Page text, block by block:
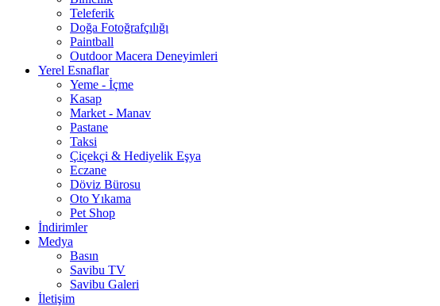
Teleferik
Doğa Fotoğrafçılığı
Paintball
Outdoor Macera Deneyimleri
Yerel Esnaflar
Yeme - İçme
Kasap
Market - Manav
Pastane
Taksi
Çiçekçi & Hediyelik Eşya
Eczane
Döviz Bürosu
Oto Yıkama
Pet Shop
İndirimler
Medya
Basın
Savibu TV
Savibu Galeri
İletişim